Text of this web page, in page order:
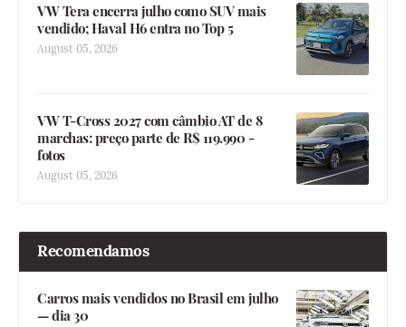
VW Tera encerra julho como SUV mais
vendido; Haval H6 entra no Top 5
August 05, 2026
VW T-Cross 2027 com câmbio AT de 8
marchas: preço parte de R$ 119.990 -
fotos
August 05, 2026
Recomendamos
Carros mais vendidos no Brasil em julho
— dia 30